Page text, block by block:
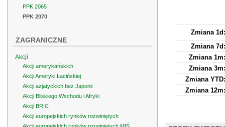
Zmiana 1d:
Zmiana 7d:
Zmiana 1m:
Zmiana 3m:
Zmiana YTD:
Zmiana 12m:
PPK 2065
PPK 2070
ZAGRANICZNE
Akcji
Akcji amerykańskich
Akcji Ameryki Łacińskiej
Akcji azjatyckich bez Japonii
Akcji Bliskiego Wschodu i Afryki
Akcji BRIC
Akcji europejskich rynków rozwiniętych